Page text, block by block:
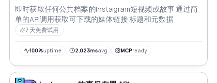
即时获取任何公共档案的Instagram短视频或故事 通过简
单的API调用获取可下载的媒体链接 标题和元数据
7 天免费试用
100%uptime 2,023msavg MCPready